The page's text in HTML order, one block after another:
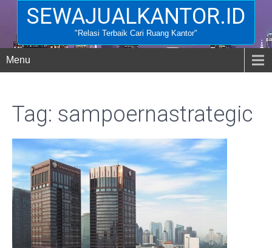
SEWAJUALKANTOR.ID
"Relasi Terbaik Cari Ruang Kantor"
Menu
Tag: sampoernastrategic